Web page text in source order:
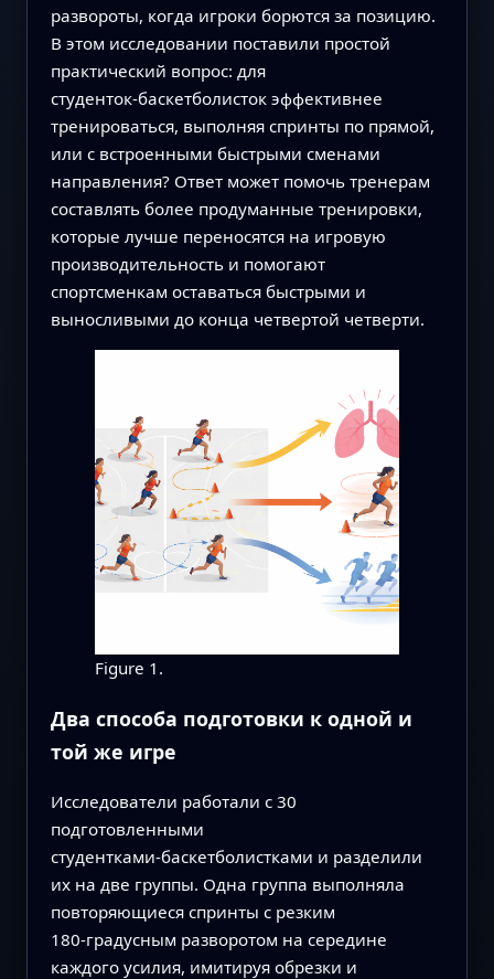
развороты, когда игроки борются за позицию.
В этом исследовании поставили простой
практический вопрос: для
студенток‑баскетболисток эффективнее
тренироваться, выполняя спринты по прямой,
или с встроенными быстрыми сменами
направления? Ответ может помочь тренерам
составлять более продуманные тренировки,
которые лучше переносятся на игровую
производительность и помогают
спортсменкам оставаться быстрыми и
выносливыми до конца четвертой четверти.
Figure 1.
Два способа подготовки к одной и
той же игре
Исследователи работали с 30
подготовленными
студентками‑баскетболистками и разделили
их на две группы. Одна группа выполняла
повторяющиеся спринты с резким
180‑градусным разворотом на середине
каждого усилия, имитируя обрезки и